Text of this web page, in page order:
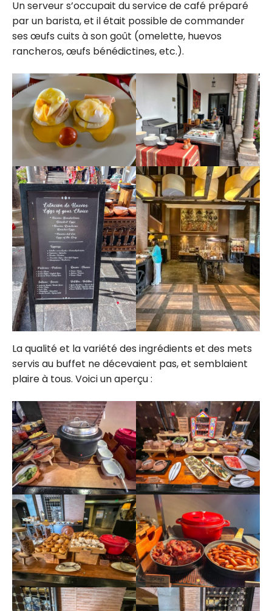
Un serveur s’occupait du service de café préparé
par un barista, et il était possible de commander
ses œufs cuits à son goût (omelette, huevos
rancheros, œufs bénédictines, etc.).
La qualité et la variété des ingrédients et des mets
servis au buffet ne décevaient pas, et semblaient
plaire à tous. Voici un aperçu :